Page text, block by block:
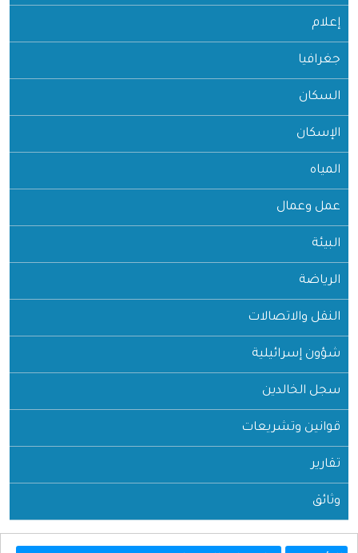
إعلام
جغرافيا
السكان
الإسكان
المياه
عمل وعمال
البيئة
الرياضة
النقل والاتصالات
شؤون إسرائيلية
سجل الخالدين
قوانين وتشريعات
تقارير
وثائق